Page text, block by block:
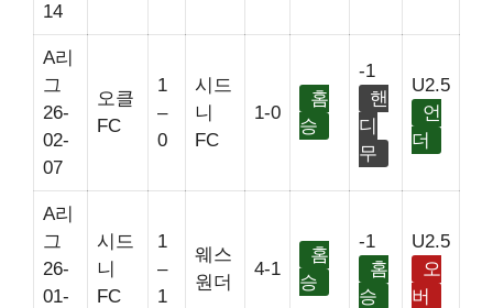
14
A리
그
26-
02-
07
오클
FC
1
–
0
시드
니
FC
1-0
홈
승
-1
핸
디
무
U2.5
언
더
A리
그
26-
01-
시드
니
FC
1
–
1
웨스
원더
4-1
홈
승
-1
홈
승
U2.5
오
버